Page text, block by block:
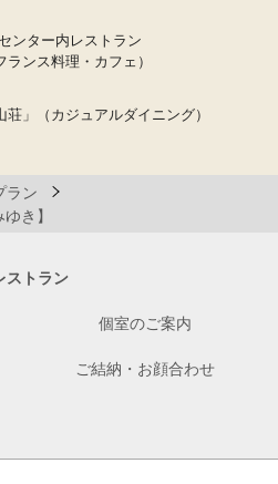
ンター内レストラン
ランス料理・カフェ）
荘」（カジュアルダイニング）
ラン
き】
ストラン
個室のご案内
ご結納・お顔合わせ